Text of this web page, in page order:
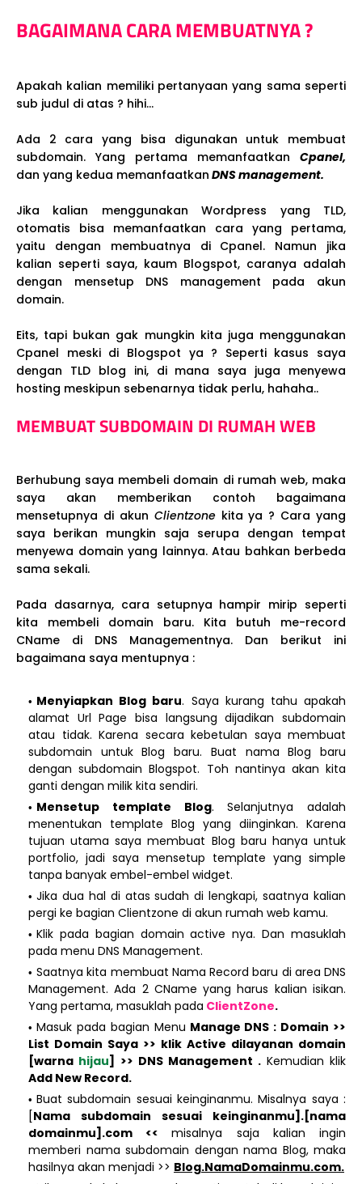
BAGAIMANA CARA MEMBUATNYA ?
Apakah kalian memiliki pertanyaan yang sama seperti
sub judul di atas ? hihi...
Ada 2 cara yang bisa digunakan untuk membuat
subdomain. Yang pertama memanfaatkan Cpanel,
dan yang kedua memanfaatkan DNS management.
Jika kalian menggunakan Wordpress yang TLD,
otomatis bisa memanfaatkan cara yang pertama,
yaitu dengan membuatnya di Cpanel. Namun jika
kalian seperti saya, kaum Blogspot, caranya adalah
dengan mensetup DNS management pada akun
domain.
Eits, tapi bukan gak mungkin kita juga menggunakan
Cpanel meski di Blogspot ya ? Seperti kasus saya
dengan TLD blog ini, di mana saya juga menyewa
hosting meskipun sebenarnya tidak perlu, hahaha..
MEMBUAT SUBDOMAIN DI RUMAH WEB
Berhubung saya membeli domain di rumah web, maka
saya akan memberikan contoh bagaimana
mensetupnya di akun Clientzonekita ya ? Cara yang
saya berikan mungkin saja serupa dengan tempat
menyewa domain yang lainnya. Atau bahkan berbeda
sama sekali.
Pada dasarnya, cara setupnya hampir mirip seperti
kita membeli domain baru. Kita butuh me-record
CName di DNS Managementnya. Dan berikut ini
bagaimana saya mentupnya :
Menyiapkan Blog baru. Saya kurang tahu apakah
alamat Url Page bisa langsung dijadikan subdomain
atau tidak. Karena secara kebetulan saya membuat
subdomain untuk Blog baru. Buat nama Blog baru
dengan subdomain Blogspot. Toh nantinya akan kita
ganti dengan milik kita sendiri.
Mensetup template Blog. Selanjutnya adalah
menentukan template Blog yang diinginkan. Karena
tujuan utama saya membuat Blog baru hanya untuk
portfolio, jadi saya mensetup template yang simple
tanpa banyak embel-embel widget.
Jika dua hal di atas sudah di lengkapi, saatnya kalian
pergi ke bagian Clientzone di akun rumah web kamu.
Klik pada bagian domain active nya. Dan masuklah
pada menu DNS Management.
Saatnya kita membuat Nama Record baru di area DNS
Management. Ada 2 CName yang harus kalian isikan.
Yang pertama, masuklah pada ClientZone.
Masuk pada bagian Menu Manage DNS : Domain >>
List Domain Saya >> klik Active dilayanan domain
[warna hijau] >> DNS Management . Kemudian klik
Add New Record.
Buat subdomain sesuai keinginanmu. Misalnya saya :
[Nama subdomain sesuai keinginanmu].[nama
domainmu].com <<misalnya saja kalian ingin
memberi nama subdomain dengan nama Blog, maka
hasilnya akan menjadi >> Blog.NamaDomainmu.com.